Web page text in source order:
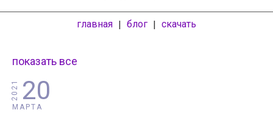
главная | блог | скачать
показать все
20
МАРТА
2021